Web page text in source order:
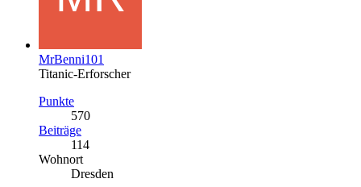
MrBenni101
Titanic-Erforscher
Punkte
570
Beiträge
114
Wohnort
Dresden